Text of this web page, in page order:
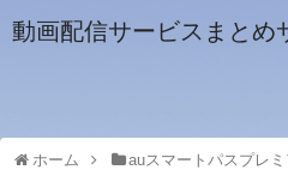
動画配信サービスまとめ
ホーム auスマートパスプレミ